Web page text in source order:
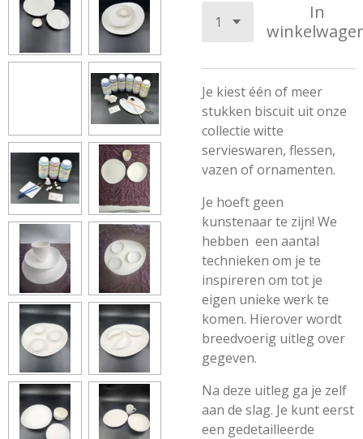
In
Je kiest één of meer
stukken biscuit uit onze
collectie witte
servieswaren, flessen,
vazen of ornamenten.
Je hoeft geen
kunstenaar te zijn! We
hebben een aantal
technieken om je te
inspireren om tot je
eigen unieke werk te
komen. Hierover wordt
breedvoerig uitleg over
gegeven.
Na deze uitleg ga je zelf
aan de slag. Je kunt eerst
een gedetailleerde